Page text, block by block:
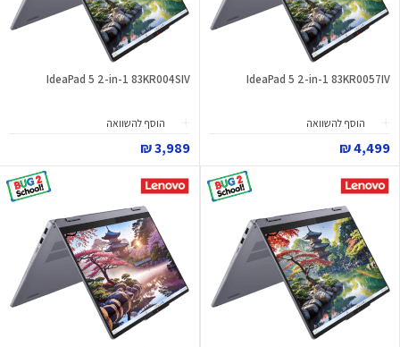
IdeaPad 5 2-in-1 83KR0057IV
הוסף להשוואה
4,499 ₪
IdeaPad 5 2-in-1 83KR004SIV
הוסף להשוואה
3,989 ₪